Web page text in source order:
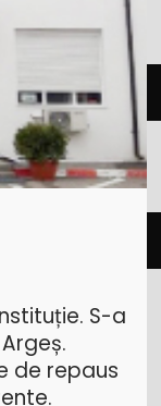
S-a
de repaus